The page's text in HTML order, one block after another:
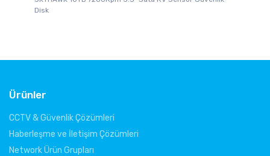
Disk
Ürünler
CCTV & Güvenlik Çözümleri
Haberleşme ve İletişim Çözümleri
Network Ürün Grupları